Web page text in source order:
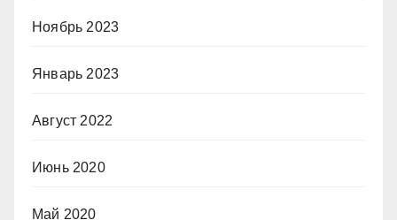
Ноябрь 2023
Январь 2023
Август 2022
Июнь 2020
Май 2020